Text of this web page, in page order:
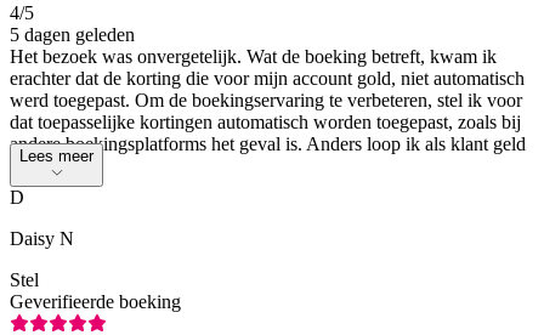
4/5
5 dagen geleden
Het bezoek was onvergetelijk. Wat de boeking betreft, kwam ik
erachter dat de korting die voor mijn account gold, niet automatisch
werd toegepast. Om de boekingservaring te verbeteren, stel ik voor
dat toepasselijke kortingen automatisch worden toegepast, zoals bij
andere boekingsplatforms het geval is. Anders loop ik als klant geld
mis.
Lees meer
D
Daisy N
Stel
Geverifieerde boeking